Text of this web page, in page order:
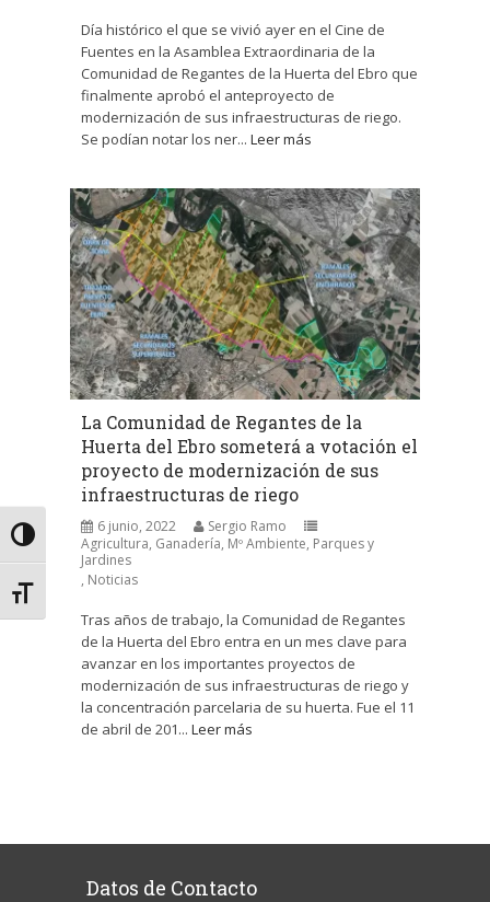
Alternar alto contraste
Alternar tamaño de letra
Día histórico el que se vivió ayer en el Cine de
Fuentes en la Asamblea Extraordinaria de la
Comunidad de Regantes de la Huerta del Ebro que
finalmente aprobó el anteproyecto de
modernización de sus infraestructuras de riego.
Se podían notar los ner... Leer más
La Comunidad de Regantes de la
Huerta del Ebro someterá a votación el
proyecto de modernización de sus
infraestructuras de riego
6 junio, 2022
Sergio Ramo
Agricultura, Ganadería, Mº Ambiente, Parques y
Jardines
, Noticias
Tras años de trabajo, la Comunidad de Regantes
de la Huerta del Ebro entra en un mes clave para
avanzar en los importantes proyectos de
modernización de sus infraestructuras de riego y
la concentración parcelaria de su huerta. Fue el 11
de abril de 201... Leer más
Datos de Contacto